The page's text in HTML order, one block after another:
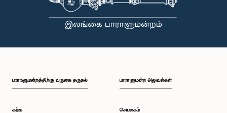
பாராளுமன்றத்திற்கு வருகை தருதல்
கற்க
பாராளுமன்ற அலுவல்கள்
செயலகம்